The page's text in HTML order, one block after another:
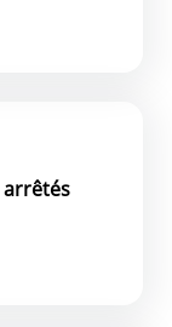
arrêtés